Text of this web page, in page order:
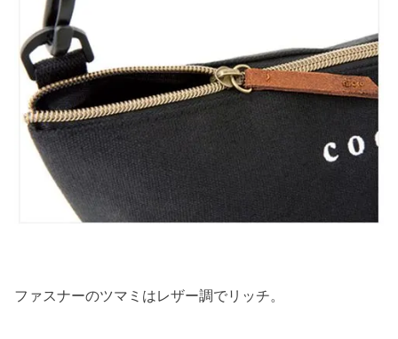
ファスナーのツマミはレザー調でリッチ。